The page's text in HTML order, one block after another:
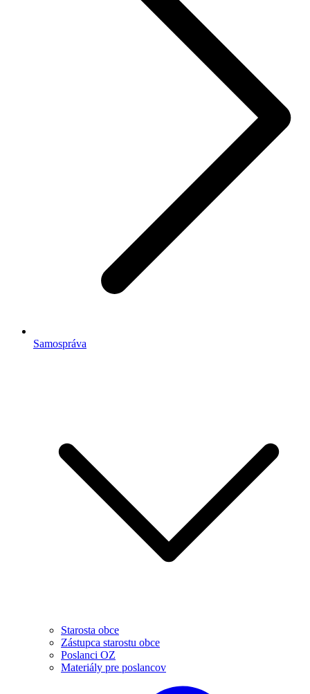
Samospráva
Starosta obce
Zástupca starostu obce
Poslanci OZ
Materiály pre poslancov